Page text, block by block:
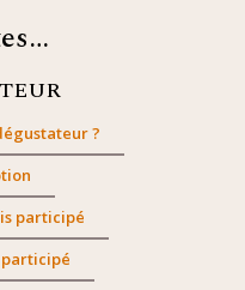
?
participé
participé